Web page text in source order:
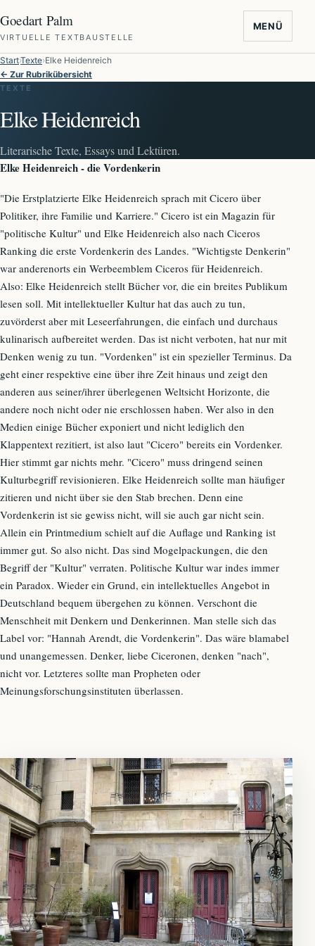
Goedart Palm
VIRTUELLE TEXTBAUSTELLE
MENÜ
StartTexte Elke Heidenreich
← Zur Rubrikübersicht
TEXTE
Elke Heidenreich
Literarische Texte, Essays und Lektüren.
Elke Heidenreich - die Vordenkerin
"Die Erstplatzierte Elke Heidenreich sprach mit Cicero über
Politiker, ihre Familie und Karriere." Cicero ist ein Magazin für
"politische Kultur" und Elke Heidenreich also nach Ciceros
Ranking die erste Vordenkerin des Landes. "Wichtigste Denkerin"
war anderenorts ein Werbeemblem Ciceros für Heidenreich.
Also: Elke Heidenreich stellt Bücher vor, die ein breites Publikum
lesen soll. Mit intellektueller Kultur hat das auch zu tun,
zuvörderst aber mit Leseerfahrungen, die einfach und durchaus
kulinarisch aufbereitet werden. Das ist nicht verboten, hat nur mit
Denken wenig zu tun. "Vordenken" ist ein spezieller Terminus. Da
geht einer respektive eine über ihre Zeit hinaus und zeigt den
anderen aus seiner/ihrer überlegenen Weltsicht Horizonte, die
andere noch nicht oder nie erschlossen haben. Wer also in den
Medien einige Bücher exponiert und nicht lediglich den
Klappentext rezitiert, ist also laut "Cicero" bereits ein Vordenker.
Hier stimmt gar nichts mehr. "Cicero" muss dringend seinen
Kulturbegriff revisionieren. Elke Heidenreich sollte man häufiger
zitieren und nicht über sie den Stab brechen. Denn eine
Vordenkerin ist sie gewiss nicht, will sie auch gar nicht sein.
Allein ein Printmedium schielt auf die Auflage und Ranking ist
immer gut. So also nicht. Das sind Mogelpackungen, die den
Begriff der "Kultur" verraten. Politische Kultur war indes immer
ein Paradox. Wieder ein Grund, ein intellektuelles Angebot in
Deutschland bequem übergehen zu können. Verschont die
Menschheit mit Denkern und Denkerinnen. Man stelle sich das
Label vor: "Hannah Arendt, die Vordenkerin". Das wäre blamabel
und unangemessen. Denker, liebe Ciceronen, denken "nach",
nicht vor. Letzteres sollte man Propheten oder
Meinungsforschungsinstituten überlassen.